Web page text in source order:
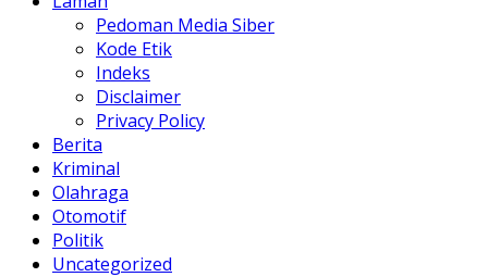
Pedoman Media Siber
Kode Etik
Indeks
Disclaimer
Privacy Policy
Berita
Kriminal
Olahraga
Otomotif
Politik
Uncategorized